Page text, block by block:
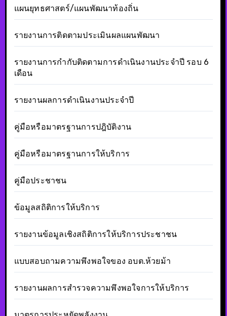
แผนยุทธศาสตร์/แผนพัฒนาท้องถิ่น
รายงานการติดตามประเมินผลแผนพัฒนา
รายงานการกำกับติดตามการดำเนินงานประจำปี รอบ 6
เดือน
รายงานผลการดำเนินงานประจำปี
คู่มือหรือมาตรฐานการปฎิบัติงาน
คู่มือหรือมาตรฐานการให้บริการ
คู่มือประชาชน
ข้อมูลสถิติการให้บริการ
รายงานข้อมูลเชิงสถิติการให้บริการประชาชน
แบบสอบถามความพึงพอใจของ อบต.ห้วยม้า
รายงานผลการสำรวจความพึงพอใจการให้บริการ